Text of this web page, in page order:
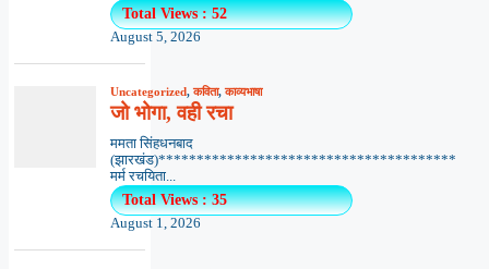
Total Views : 52
August 5, 2026
Uncategorized,कविता,काव्यभाषा
जो भोगा, वही रचा
ममता सिंहधनबाद
(झारखंड)***************************************
मर्म रचयिता...
Total Views : 35
August 1, 2026